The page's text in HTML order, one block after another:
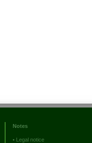
Notes
• Legal notice